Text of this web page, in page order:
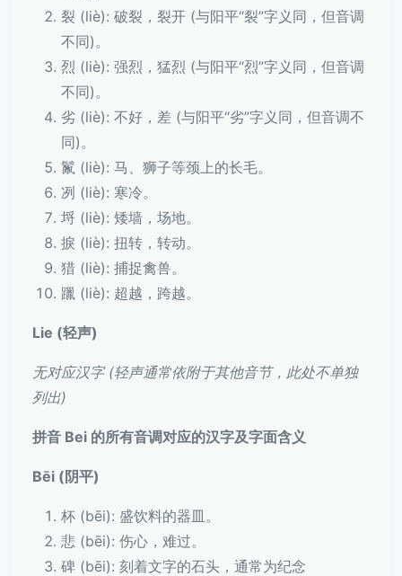
裂 (liè): 破裂，裂开 (与阳平“裂”字义同，但音调
不同)。
烈 (liè): 强烈，猛烈 (与阳平“烈”字义同，但音调
不同)。
劣 (liè): 不好，差 (与阳平“劣”字义同，但音调不
同)。
鬣 (liè): 马、狮子等颈上的长毛。
冽 (liè): 寒冷。
埒 (liè): 矮墙，场地。
捩 (liè): 扭转，转动。
猎 (liè): 捕捉禽兽。
躐 (liè): 超越，跨越。
Lie (轻声)
无对应汉字 (轻声通常依附于其他音节，此处不单独
列出)
拼音 Bei 的所有音调对应的汉字及字面含义
Bēi (阴平)
杯 (bēi): 盛饮料的器皿。
悲 (bēi): 伤心，难过。
碑 (bēi): 刻着文字的石头，通常为纪念